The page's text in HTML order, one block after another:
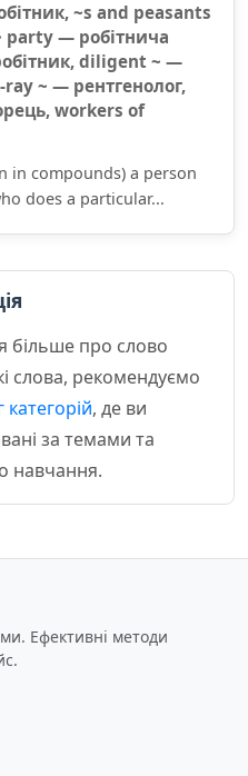
~s and peasants
party — робітнича
diligent ~ —
~ — рентгенолог,
workers of
in compounds) a person
does a particular...
більше про слово
слова, рекомендуємо
категорій, де ви
за темами та
навчання.
Ефективні методи